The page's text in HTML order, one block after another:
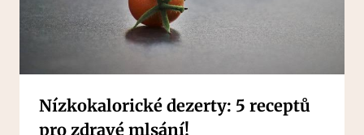
Nízkokalorické dezerty: 5 receptů
pro zdravé mlsání!